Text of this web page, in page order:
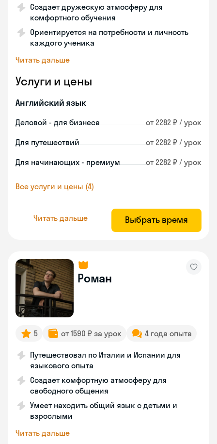
Создает дружескую атмосферу для
комфортного обучения
Ориентируется на потребности и личность
каждого ученика
Читать дальше
Услуги и цены
Английский язык
Деловой - для бизнеса от 2282 ₽ / урок
Для путешествий от 2282 ₽ / урок
Для начинающих - премиум от 2282 ₽ / урок
Все услуги и цены (4)
Читать дальше Выбрать время
Роман
5 от 1590 ₽ за урок 4 года опыта
Путешествовал по Италии и Испании для
языкового опыта
Создает комфортную атмосферу для
свободного общения
Умеет находить общий язык с детьми и
взрослыми
Читать дальше